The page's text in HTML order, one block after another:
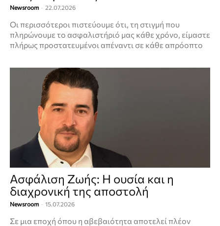
Newsroom - 22.07.2026
Οι περισσότεροι πιστεύουμε ότι, τη στιγμή που
πληρώνουμε το ασφαλιστήριό μας κάθε χρόνο, είμαστε
πλήρως προστατευμένοι απέναντι σε κάθε απρόοπτο
Ασφάλιση Ζωής: Η ουσία και η
διαχρονική της αποστολή
Newsroom - 15.07.2026
Σε μια εποχή όπου η αβεβαιότητα αποτελεί πλέον